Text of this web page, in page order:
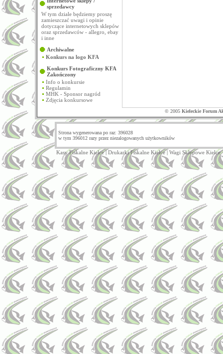
sprzedawcy
W tym dziale będziemy proszę
zamieszczać uwagi i opinie
dotyczące internetowych sklepów
oraz sprzedawców - allegro, ebay
i inne
Archiwalne
Konkurs na logo KFA
Konkurs Fotograficzny KFA
Zakończony
Info o konkursie
Regulamin
MHK - Sponsor nagród
Zdjęcia konkursowe
© 2005 Kieleckie Forum
Strona wygenerowana po raz: 396028
w tym 396012 razy przez niezalogowanych użytkowników
Kasy Fiskalne Kielce|Drukarki Fiskalne Kielce| Wagi Sklepowe Kielce